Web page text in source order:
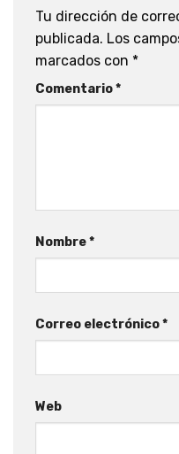
Tu dirección de
publicada. Los
marcados con *
Comentario*
Nombre*
Correo electrónico*
Web